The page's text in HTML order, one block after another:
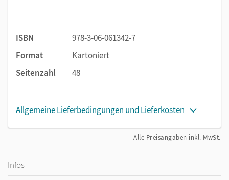
Terminologisch und methodisch orientieren sich die
Kopiervorlagen an den Schulbüchern der Reihe
ISBN
978-3-06-061342-7
Format
Kartoniert
Seitenzahl
48
Allgemeine Lieferbedingungen und Lieferkosten
Alle Preisangaben inkl. MwSt.
Infos